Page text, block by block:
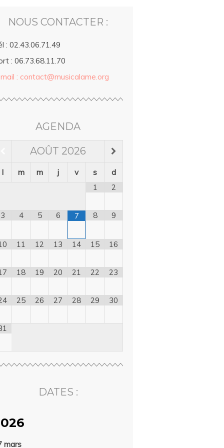
NOUS CONTACTER :
: 02.43.06.71.49
: 06.73.68.11.70
: contact@musicalame.org
AGENDA
AOÛT 2026
l m m j v s
d
1
2
3 4 5 6 7 8 9
11 12 13 14 15 16
18 19 20 21 22 23
25 26 27 28 29 30
DATES :
mars